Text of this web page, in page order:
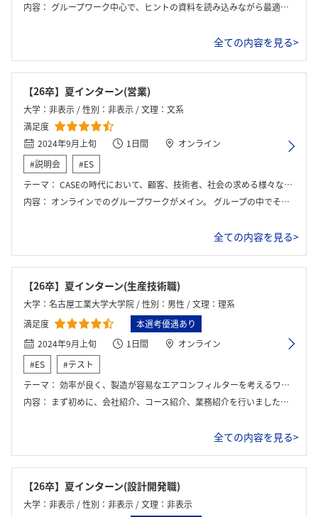
内容： グループワーク中心で、ヒントの資料を読み込みながら最適な提案を行うという課題を行った。ヒント資料は時間経過とともに開示された。後半は座談会だった。
全ての内容を見る>
【26卒】夏インターン(営業)
大学：非表示 / 性別：非表示 / 文理：文系
満足度
2024年9月上旬
1日間
オンライン
#説明会
#ES
テーマ： CASEの時代において、顧客、技術者、社会の求める様々な条件を満たす商品を企画する。
内容： オンラインでのグループワークがメイン。 グループの中でそれぞれが顧客、技術者、営業担当、上司などの役割を担当し、それぞれの意見を満たすような案を考える。
全ての内容を見る>
【26卒】夏インターン(生産技術職)
大学：名古屋工業大学大学院 / 性別：男性 / 文理：理系
満足度
本選考優遇あり
2024年9月上旬
1日間
オンライン
#ES
#テスト
テーマ： 効率が良く、製造が容易なエアコンフィルターを考えるワークを行いました。
内容： まず初めに、会社紹介、コース紹介、業務紹介を行いました。その後ワークに取り組み、発表を行って、フィードバックを頂きました。発表後は、座談会を行って、ワークで感じた疑問点や不安点を解消しました。
全ての内容を見る>
【26卒】夏インターン(設計開発職)
大学：非表示 / 性別：非表示 / 文理：非表示